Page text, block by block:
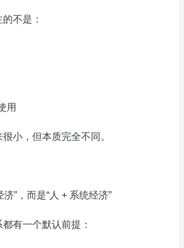
不是：
用
小，但本质完全不同。
”，而是“人 + 系统经济”
有一个默认前提：